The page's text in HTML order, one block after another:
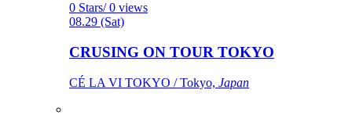
0 Stars/ 0 views
08.29 (Sat)
CRUSING ON TOUR TOKYO
CÉ LA VI TOKYO / Tokyo, Japan